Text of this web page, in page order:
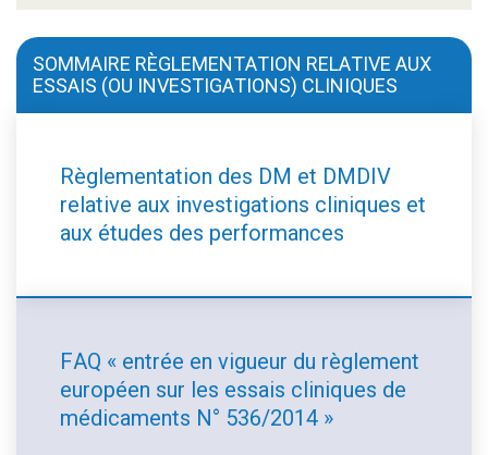
SOMMAIRE RÈGLEMENTATION RELATIVE AUX
ESSAIS (OU INVESTIGATIONS) CLINIQUES
Règlementation des DM et DMDIV
relative aux investigations cliniques et
aux études des performances
FAQ « entrée en vigueur du règlement
européen sur les essais cliniques de
médicaments N° 536/2014 »